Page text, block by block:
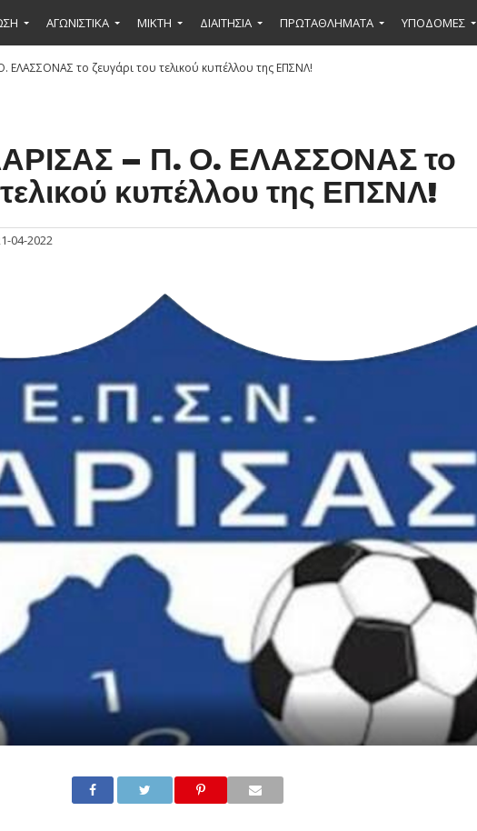
ΑΓΩΝΙΣΤΙΚΑ ΜΙΚΤΉ ΔΙΑΙΤΗΣΙΑ ΠΡΩΤΑΘΛΗΜΑΤΑ ΥΠΟΔΟΜΕΣ
ΕΛΑΣΣΟΝΑΣ το ζευγάρι του τελικού κυπέλλου της ΕΠΣΝΛ!
– Π. Ο. ΕΛΑΣΣΟΝΑΣ το
τελικού κυπέλλου της ΕΠΣΝΛ!
04-2022